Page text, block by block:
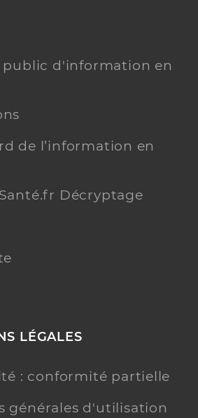
public d'information en
de l’information en
Décryptage
LÉGALES
: conformité partielle
générales d'utilisation